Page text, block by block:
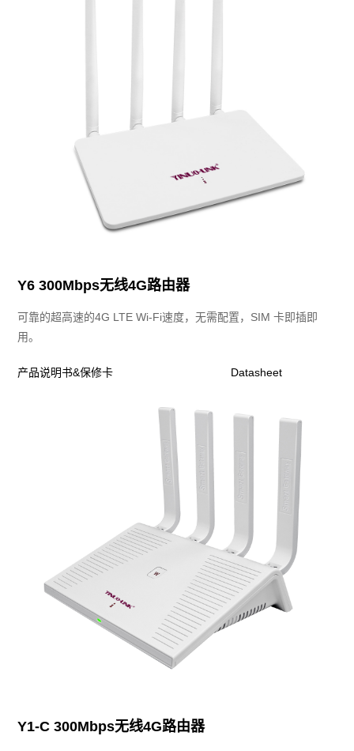
Y6 300Mbps无线4G路由器
可靠的超高速的4G LTE Wi-Fi速度，无需配置，SIM 卡即插即
用。
产品说明书&保修卡 Datasheet
Y1-C 300Mbps无线4G路由器